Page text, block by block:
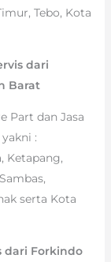
Tebo, Kota
dari
Barat
Part dan Jasa
:
Ketapang,
serta Kota
dari Forkindo